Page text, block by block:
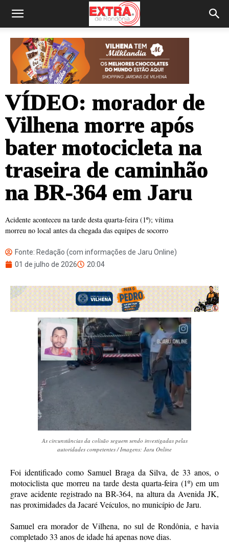
VÍDEO: morador de
Vilhena morre após
bater motocicleta na
traseira de caminhão
na BR-364 em Jaru
Acidente aconteceu na tarde desta quarta-feira (1º); vítima
morreu no local antes da chegada das equipes de socorro
Fonte: Redação (com informações de Jaru Online)
01 de julho de 2026
20:04
As circunstâncias da colisão seguem sendo investigadas pelas
autoridades competentes / Imagens: Jaru Online
Foi identificado como Samuel Braga da Silva, de 33 anos, o
motociclista que morreu na tarde desta quarta-feira (1º) em um
grave acidente registrado na BR-364, na altura da Avenida JK,
nas proximidades da Jacaré Veículos, no município de Jaru.
Samuel era morador de Vilhena, no sul de Rondônia, e havia
completado 33 anos de idade há apenas nove dias.